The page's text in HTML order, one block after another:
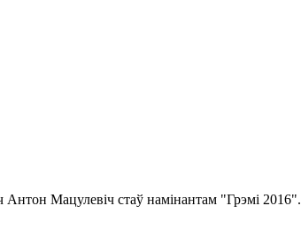
Мацулевіч стаў намінантам "Грэмі 2016".